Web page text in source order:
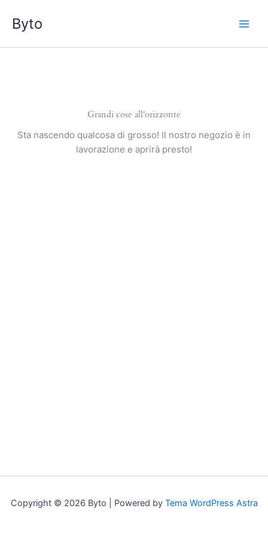
contenuto
Byto
Grandi cose all'orizzonte
Sta nascendo qualcosa di grosso! Il nostro negozio è in
lavorazione e aprirà presto!
Copyright © 2026 Byto | Powered by Tema WordPress Astra